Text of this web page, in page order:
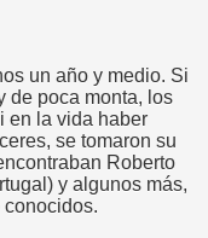
un año y medio. Si
de poca monta, los
en la vida haber
se tomaron su
Roberto
y algunos más,